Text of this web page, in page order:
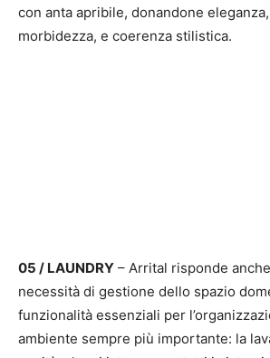
con anta apribile, donandone
morbidezza, e coerenza stilistica.
05 / LAUNDRY – Arrital risponde
necessità di gestione dello spazio
funzionalità essenziali per
ambiente sempre più importante: la